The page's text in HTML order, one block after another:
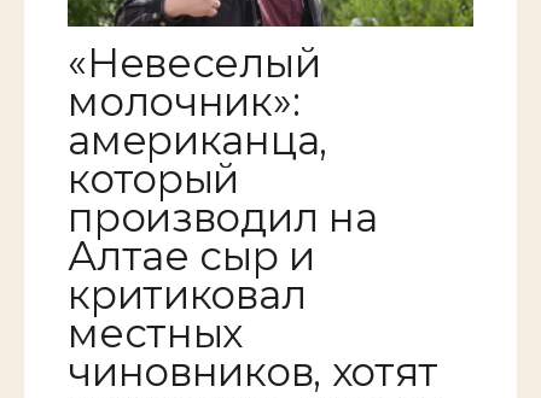
«Невеселый
молочник»:
американца,
который
производил на
Алтае сыр и
критиковал
местных
чиновников, хотят